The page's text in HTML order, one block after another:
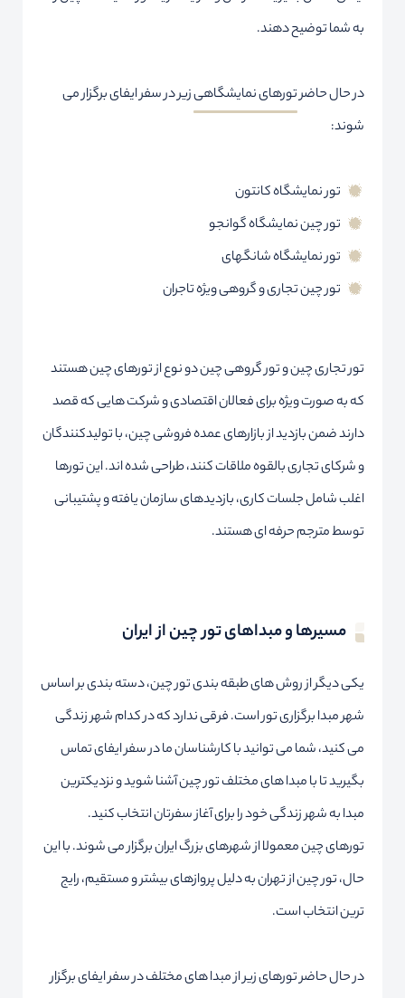
به شما توضیح دهند.
در حال حاضرتورهای نمایشگاهیزیر در سفر ایفای برگزار می
شوند:
تور نمایشگاه کانتون
تور چین نمایشگاه گوانجو
تور نمایشگاه شانگهای
تور چین تجاری و گروهی ویژه تاجران
تور تجاری چین و تور گروهی چین دو نوع از تورهای چین هستند
که به صورت ویژه برای فعالان اقتصادی و شرکت هایی که قصد
دارند ضمن بازدید از بازارهای عمده فروشی چین، با تولیدکنندگان
و شرکای تجاری بالقوه ملاقات کنند، طراحی شده اند. این تورها
اغلب شامل جلسات کاری، بازدیدهای سازمان یافته و پشتیبانی
توسط مترجم حرفه ای هستند.
مسیرها و مبداهای تور چین از ایران
یکی دیگر از روش های طبقه بندی تور چین، دسته بندی بر اساس
شهر مبدا برگزاری تور است. فرقی ندارد که در کدام شهر زندگی
می کنید، شما می توانید با کارشناسان ما در سفر ایفای تماس
بگیرید تا با مبدا های مختلف تور چین آشنا شوید و نزدیکترین
مبدا به شهر زندگی خود را برای آغاز سفرتان انتخاب کنید.
تورهای چین معمولا از شهرهای بزرگ ایران برگزار می شوند. با این
حال، تور چین از تهران به دلیل پروازهای بیشتر و مستقیم، رایج
ترین انتخاب است.
در حال حاضر تورهای زیر از مبدا های مختلف در سفر ایفای برگزار